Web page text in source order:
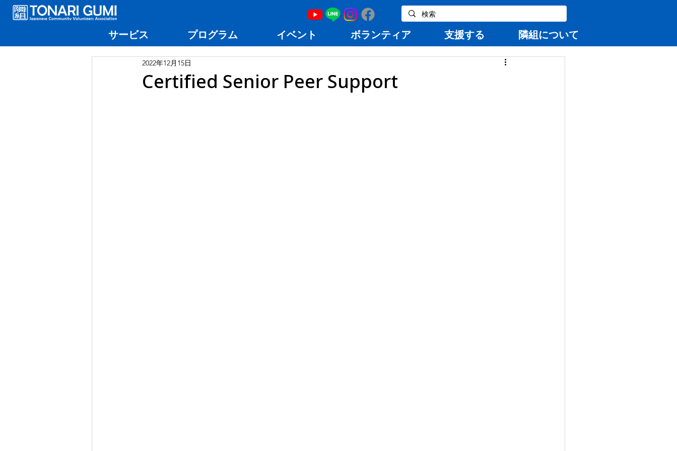
サービス プログラム イベント ボランティア 支援する 隣組について
Certified Senior Peer Support
2022年12月15日